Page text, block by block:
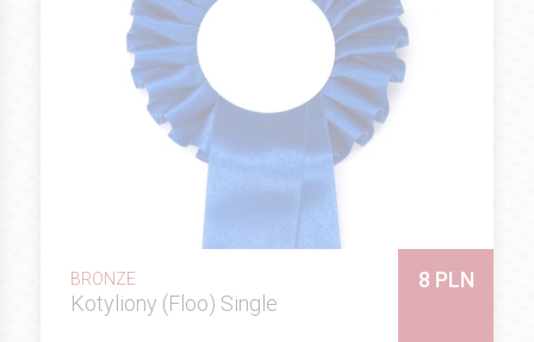
BRONZE
Kotyliony (Floo) Single
8 PLN